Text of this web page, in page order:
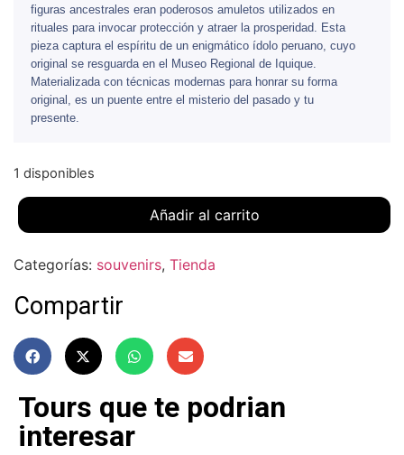
figuras ancestrales eran poderosos amuletos utilizados en
rituales para invocar protección y atraer la prosperidad. Esta
pieza captura el espíritu de un enigmático ídolo peruano, cuyo
original se resguarda en el Museo Regional de Iquique.
Materializada con técnicas modernas para honrar su forma
original, es un puente entre el misterio del pasado y tu
presente.
1 disponibles
Añadir al carrito
Categorías: souvenirs, Tienda
Compartir
Tours que te podrian
interesar